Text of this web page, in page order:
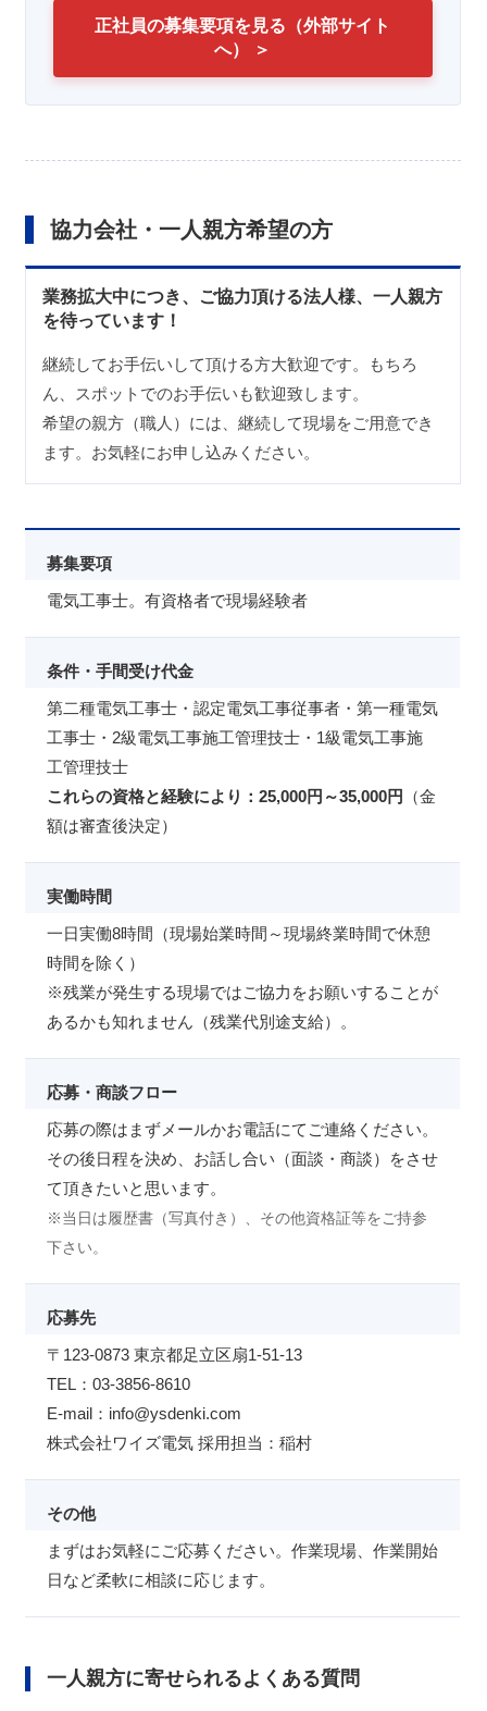
正社員の募集要項を見る（外部サイト
へ） ＞
協力会社・一人親方希望の方
業務拡大中につき、ご協力頂ける法人様、一人親方
を待っています！
継続してお手伝いして頂ける方大歓迎です。もちろ
ん、スポットでのお手伝いも歓迎致します。
希望の親方（職人）には、継続して現場をご用意でき
ます。お気軽にお申し込みください。
募集要項
電気工事士。有資格者で現場経験者
条件・手間受け代金
第二種電気工事士・認定電気工事従事者・第一種電気
工事士・2級電気工事施工管理技士・1級電気工事施
工管理技士
これらの資格と経験により：25,000円～35,000円
（金
額は審査後決定）
実働時間
一日実働8時間（現場始業時間～現場終業時間で休憩
時間を除く）
※残業が発生する現場ではご協力をお願いすることが
あるかも知れません（残業代別途支給）。
応募・商談フロー
応募の際はまずメールかお電話にてご連絡ください。
その後日程を決め、お話し合い（面談・商談）をさせ
て頂きたいと思います。
※当日は履歴書（写真付き）、その他資格証等をご持参
下さい。
応募先
〒123-0873 東京都足立区扇1-51-13
TEL：03-3856-8610
E-mail：info@ysdenki.com
株式会社ワイズ電気 採用担当：稲村
その他
まずはお気軽にご応募ください。作業現場、作業開始
日など柔軟に相談に応じます。
一人親方に寄せられるよくある質問